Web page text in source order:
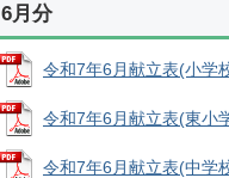
6月分
令和7年6月献立表(小学
令和7年6月献立表(東小
令和7年6月献立表(中学